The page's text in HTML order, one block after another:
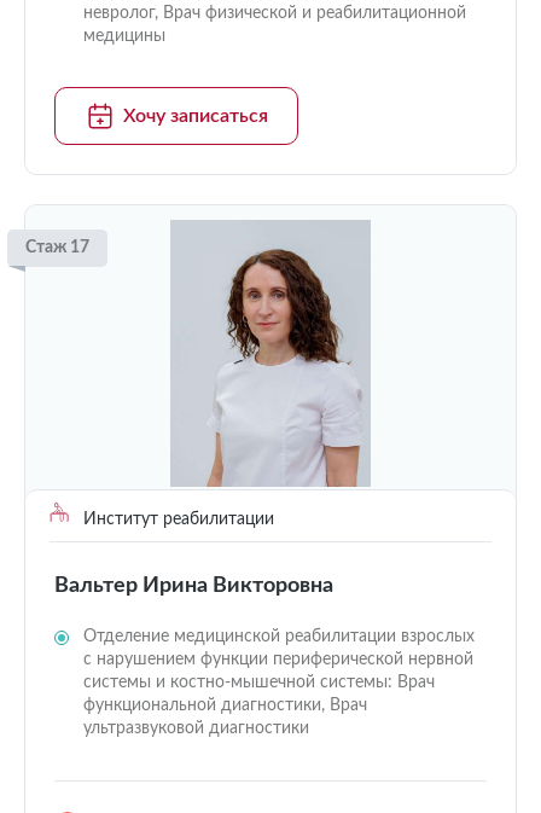
невролог, Врач физической и реабилитационной
медицины
Хочу записаться
Стаж 17
Институт реабилитации
Вальтер Ирина Викторовна
Отделение медицинской реабилитации взрослых
с нарушением функции периферической нервной
системы и костно-мышечной системы: Врач
функциональной диагностики, Врач
ультразвуковой диагностики